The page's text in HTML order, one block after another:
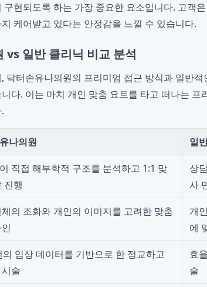
구현되도록 하는 가장 중요한 요소입니다. 고객
케어받고 있다는 안정감을 느낄 수 있습니다.
vs 일반 클리닉 비교 분석
닥터손유나의원의 프리미엄 접근 방식과 일반
다. 이는 마치 개인 맞춤 요트를 타고 떠나는
나의원 일
직접 해부학적 구조를 분석하고 1:1 맞
진행
상
사
의 조화와 개인의 이미지를 고려한 맞춤
개
에
임상 데이터를 기반으로 한 정교하고
술
효
술